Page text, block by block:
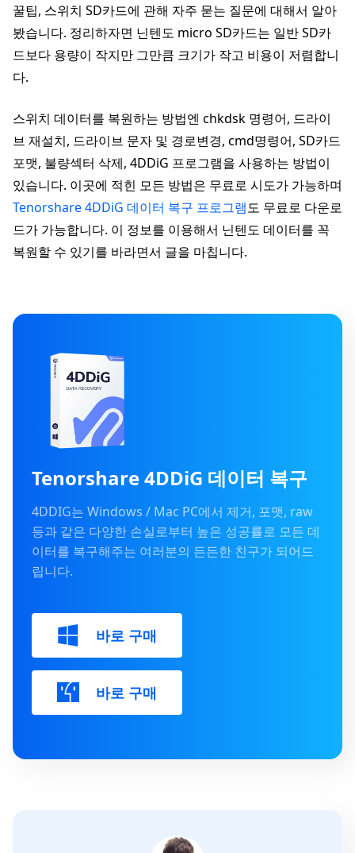
꿀팁, 스위치 SD카드에 관해 자주 묻는 질문에 대해서 알아
봤습니다. 정리하자면 닌텐도 micro SD카드는 일반 SD카
드보다 용량이 작지만 그만큼 크기가 작고 비용이 저렴합니
다.
스위치 데이터를 복원하는 방법엔 chkdsk 명령어, 드라이
브 재설치, 드라이브 문자 및 경로변경, cmd명령어, SD카드
포맷, 불량섹터 삭제, 4DDiG 프로그램을 사용하는 방법이
있습니다. 이곳에 적힌 모든 방법은 무료로 시도가 가능하며
Tenorshare 4DDiG 데이터 복구 프로그램도 무료로 다운로
드가 가능합니다. 이 정보를 이용해서 닌텐도 데이터를 꼭
복원할 수 있기를 바라면서 글을 마칩니다.
Tenorshare 4DDiG 데이터 복구
4DDIG는 Windows / Mac PC에서 제거, 포맷, raw
등과 같은 다양한 손실로부터 높은 성공률로 모든 데
이터를 복구해주는 여러분의 든든한 친구가 되어드
립니다.
바로 구매
바로 구매